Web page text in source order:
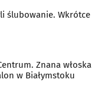
ślubowanie. Wkrótce
Znana włoska
w Białymstoku